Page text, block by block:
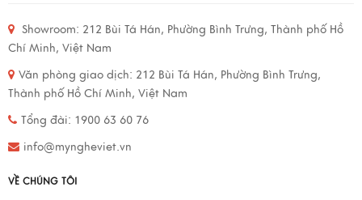
Showroom: 212 Bùi Tá Hán, Phường Bình Trưng, Thành phố Hồ
Chí Minh, Việt Nam
Văn phòng giao dịch: 212 Bùi Tá Hán, Phường Bình Trưng,
Thành phố Hồ Chí Minh, Việt Nam
Tổng đài: 1900 63 60 76
info@myngheviet.vn
VỀ CHÚNG TÔI